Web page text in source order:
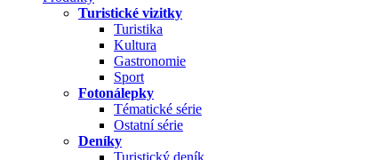
Turistické vizitky
Turistika
Kultura
Gastronomie
Sport
Fotonálepky
Tématické série
Ostatní série
Deníky
Turistický deník